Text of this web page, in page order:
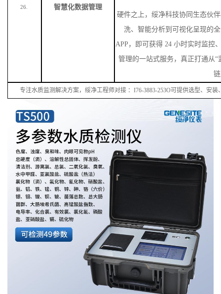
26. 智慧化数据管理
硬件之上，绥净科技协同生态伙
洗、智能分析到可视化呈现的
APP，即可获得 24 小时实时监控
管理的一站式服务，真正打通从“
专注水质监测解决方案，绥净工程师对接 ：I76-3883-253O可提供选型、安装